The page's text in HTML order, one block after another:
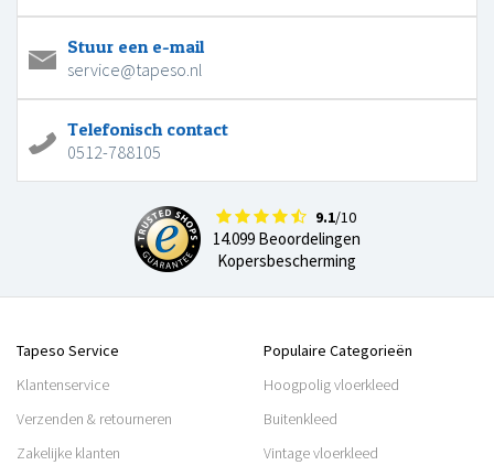
Stuur een e-mail
service@tapeso.nl
Telefonisch contact
0512-788105
9.1/10
14.099 Beoordelingen
Kopersbescherming
Tapeso Service
Klantenservice
Verzenden & retourneren
Zakelijke klanten
Populaire Categorieën
Hoogpolig vloerkleed
Buitenkleed
Vintage vloerkleed